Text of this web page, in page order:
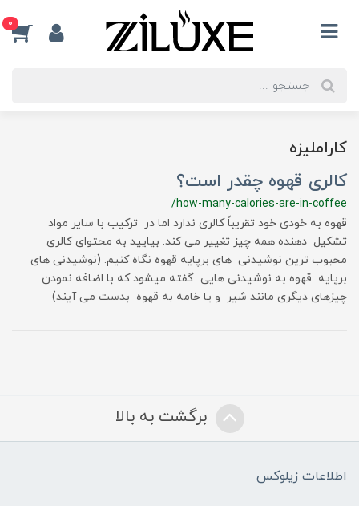
0
کاراملیزه
کالری قهوه چقدر است؟
/how-many-calories-are-in-coffee
قهوه به خودی خود تقریباً کالری ندارد اما در ترکیب با سایر مواد
تشکیل دهنده همه چیز تغییر می کند. بیایید به محتوای کالری
محبوب ترین نوشیدنی های برپایه قهوه نگاه کنیم. (نوشیدنی های
برپایه قهوه به نوشیدنی هایی گفته میشود که با اضافه نمودن
چیزهای دیگری مانند شیر و یا خامه به قهوه بدست می آیند)
برگشت به بالا
اطلاعات زیلوکس